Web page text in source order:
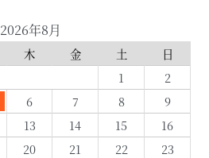
2026年8月
木 金 土
日
1
2
6 7 8
9
13 14 15
16
20 21 22
23